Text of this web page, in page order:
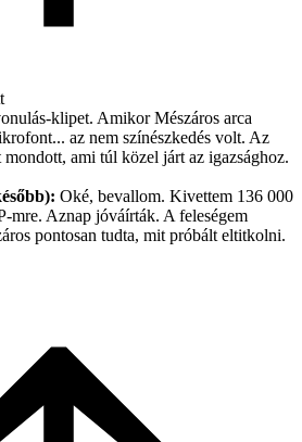
klipet. Amikor Mészáros arca
az nem színészkedés volt. Az
ami túl közel járt az igazsághoz.
Oké, bevallom. Kivettem 136 000
mre. Aznap jóváírták. A feleségem
pontosan tudta, mit próbált eltitkolni.